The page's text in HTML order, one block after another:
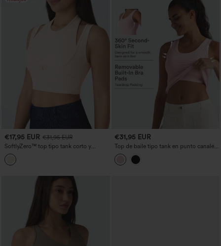
€17,95 EUR €31,95 EUR
SoftlyZero™ top tipo tank corto y
ajustado 2-en-1 con escote halter de
felpa y hebilla
€31,95 EUR
Top de baile tipo tank en punto canalé
con escote en U y sujetador integrado -
copas B–E